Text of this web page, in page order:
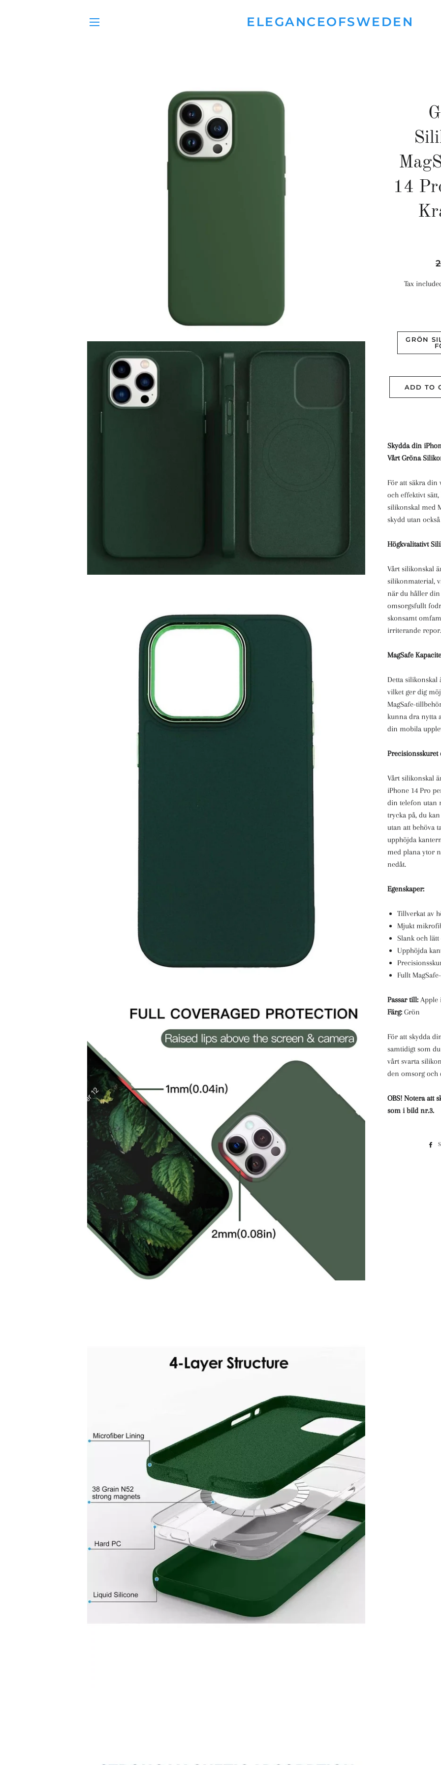
ELEGANCEOFSWEDEN
14
Tax
GRÖN
ADD TO
Skydda din
Vårt Gröna
För att säkra din
och effektivt
silikonskal med
skydd utan
Högkvalitativt
Vårt silikonskal
silikonmaterial,
när du håller
omsorgsfullt
skonsamt
irriterande repor.
MagSafe
Detta silikonskal
vilket ger dig
MagSafe-
kunna dra nytta
din mobila
Vårt silikonskal
iPhone 14 Pro
din telefon utan
trycka på, du
utan att behöva
upphöjda
med plana ytor
nedåt.
Egenskaper:
Tillverkat av
Mjukt
Slank och lätt
Upphöjda
Fullt
Passar till:Apple
Färg:Grön
För att skydda
samtidigt som
vårt svarta
den omsorg och
OBS! Notera att
som i bild nr.3.